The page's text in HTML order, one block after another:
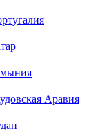
Аравия